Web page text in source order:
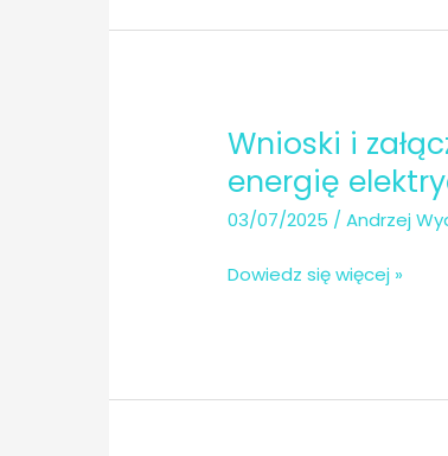
Wnioski i
energię
03/07/2025 /Andrzej
Wnioski
Samorząd
Dowiedz się więcej »